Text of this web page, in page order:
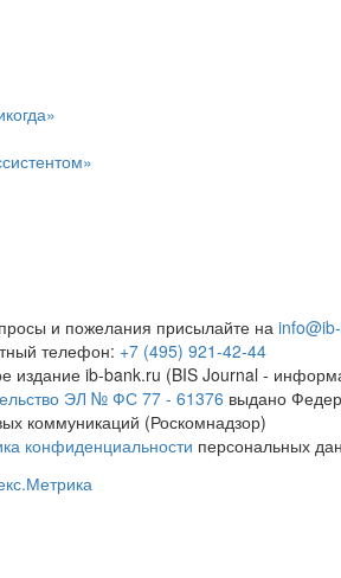
и пожелания присылайте на
телефон: +7 (495) 921-42-44
издание ib-bank.ru (BIS Journal -
ЭЛ № ФС 77 - 61376 выдано
коммуникаций (Роскомнадзор)
конфиденциальности персональных